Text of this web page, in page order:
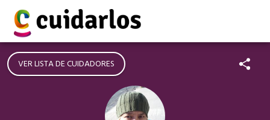
VER LISTA DE CUIDADORES